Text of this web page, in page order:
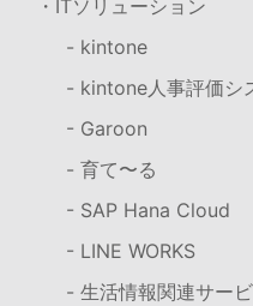
・ITソリューション
- kintone
- kintone人事評価シ
- Garoon
- 育て〜る
- SAP Hana Cloud
- LINE WORKS
- 生活情報関連サー